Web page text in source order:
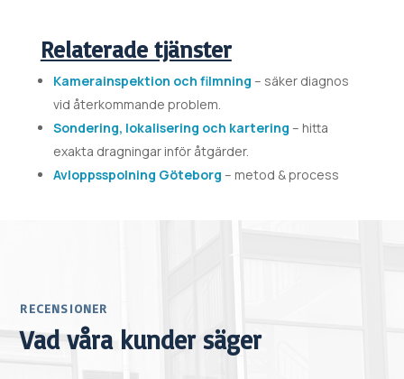
Relaterade tjänster
Kamerainspektion och filmning – säker diagnos
vid återkommande problem.
Sondering, lokalisering och kartering – hitta
exakta dragningar inför åtgärder.
Avloppsspolning Göteborg – metod & process
RECENSIONER
Vad våra kunder säger